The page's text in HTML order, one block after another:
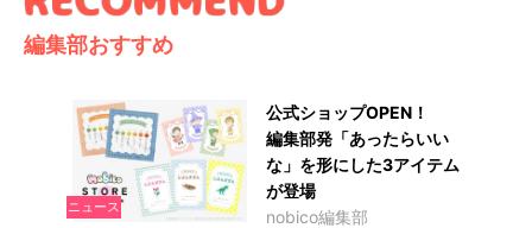
編集部おすすめ
ニュース
公式ショップOPEN！
編集部発「あったらいい
な」を形にした3アイテム
が登場
nobico編集部